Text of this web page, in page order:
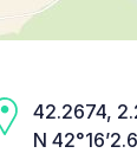
42.2674,
N